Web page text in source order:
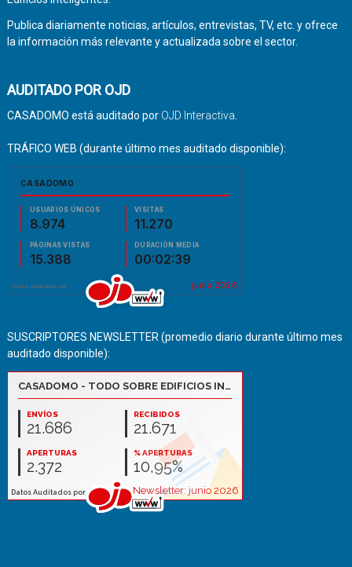
Publica diariamente noticias, artículos, entrevistas, TV, etc. y ofrece
la información más relevante y actualizada sobre el sector.
AUDITADO POR OJD
CASADOMO está auditado por OJD Interactiva
TRÁFICO WEB (durante último mes auditado disponible):
SUSCRIPTORES NEWSLETTER (promedio diario durante último mes
auditado disponible):